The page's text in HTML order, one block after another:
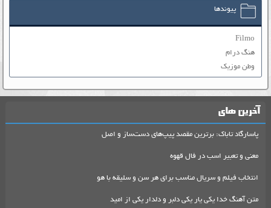
پیوندها
Filmo
هنگ درام
وطن موزیک
آخرین های
پاسارگاد تاباک: برترین مقصد پیپ‌های دست‌ساز و اصل
معنی و تعبیر اسب در فال قهوه
انتخاب فیلم و سریال مناسب برای هر سن و سلیقه با هو
متن آهنگ خدا یکی یار یکی دلبر و دلدار یکی از امید